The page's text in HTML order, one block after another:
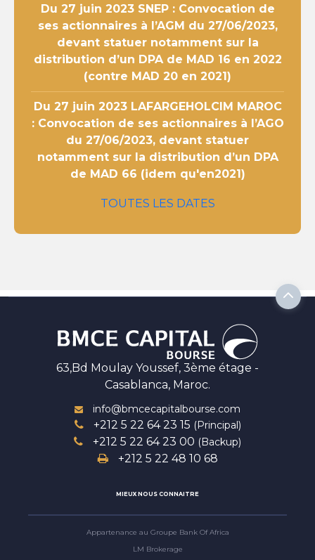
Du 27 juin 2023SNEP : Convocation de
ses actionnaires à l’AGM du 27/06/2023,
devant statuer notamment sur la
distribution d’un DPA de MAD 16 en 2022
(contre MAD 20 en 2021)
Du 27 juin 2023LAFARGEHOLCIM MAROC
: Convocation de ses actionnaires à l’AGO
du 27/06/2023, devant statuer
notamment sur la distribution d’un DPA
de MAD 66 (idem qu'en2021)
TOUTES LES DATES
63,Bd Moulay Youssef, 3ème étage -
Casablanca, Maroc.
info@bmcecapitalbourse.com
+212 5 22 64 23 15 (Principal)
+212 5 22 64 23 00 (Backup)
+212 5 22 48 10 68
MIEUX NOUS CONNAITRE
Appartenance au Groupe Bank Of Africa
LM Brokerage